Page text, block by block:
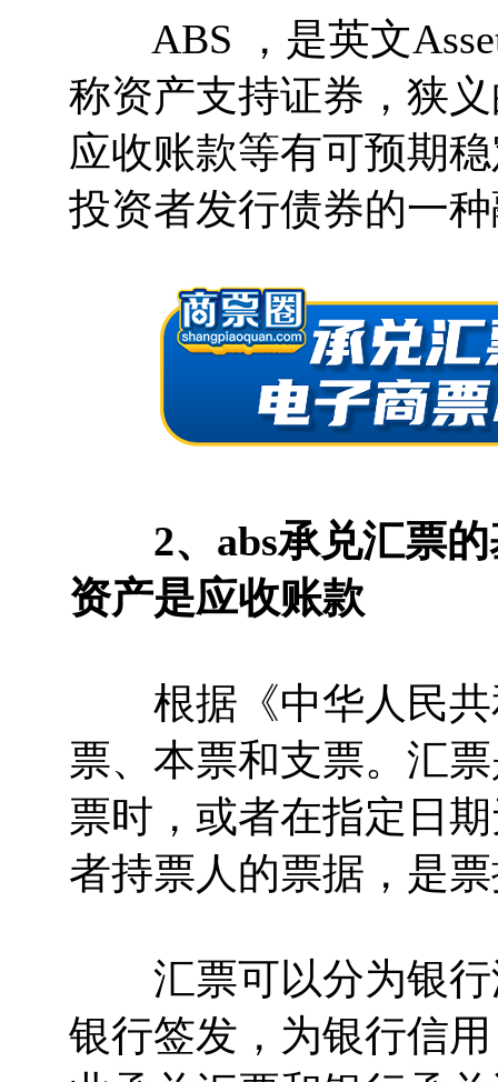
ABS ，是英文Asset
称资产支持证券，狭
应收账款等有可预期
投资者发行债券的一
2、abs承兑汇票
资产是应收账款
根据《中华人民共
票、本票和支票。汇
票时，或者在指定日
者持票人的票据，是
汇票可以分为银行
银行签发，为银行信